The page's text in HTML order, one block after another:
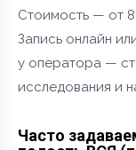
Стоимость — от
Запись онлайн
у оператора —
исследования и
Часто